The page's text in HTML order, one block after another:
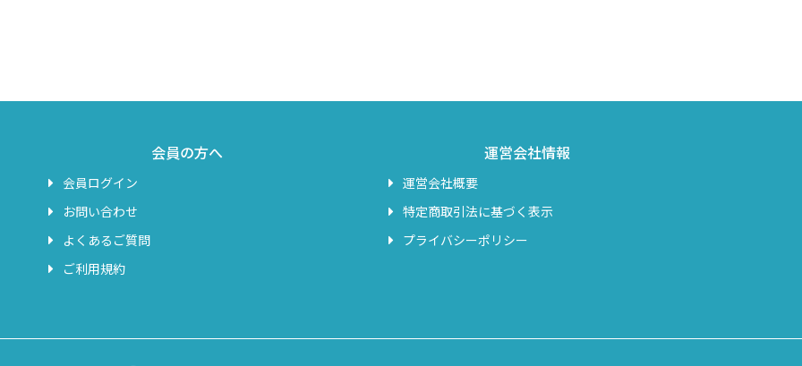
会員の方へ
会員ログイン
お問い合わせ
よくあるご質問
ご利用規約
運営会社情報
運営会社概要
特定商取引法に基づく表示
プライバシーポリシー